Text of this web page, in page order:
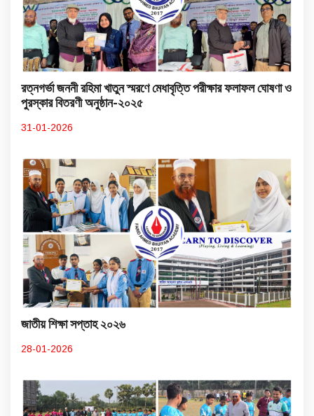
রত্নগর্ভা জননী রহিমা খাতুন স্মরণে মেধাবৃত্তি পরীক্ষার ফলাফল ঘোষণা ও
পুরস্কার বিতরণী অনুষ্ঠান-২০২৫
31-01-2026
জাতীয় শিক্ষা সপ্তাহ ২০২৬
28-01-2026